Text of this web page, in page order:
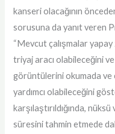
kanseri olacağının
sorusuna da yanıt veren
“Mevcut çalışmalar
triyaj aracı olabileceğini
görüntülerini okumada ve
yardımcı olabileceğini
karşılaştırıldığında,
süresini tahmin etmede